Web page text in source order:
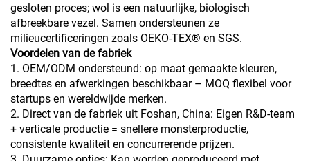
gesloten proces; wol is een natuurlijke, biologisch
afbreekbare vezel. Samen ondersteunen ze
milieucertificeringen zoals OEKO-TEX® en SGS.
Voordelen van de fabriek
1. OEM/ODM ondersteund: op maat gemaakte kleuren,
breedtes en afwerkingen beschikbaar – MOQ flexibel voor
startups en wereldwijde merken.
2. Direct van de fabriek uit Foshan, China: Eigen R&D-team
+ verticale productie = snellere monsterproductie,
consistente kwaliteit en concurrerende prijzen.